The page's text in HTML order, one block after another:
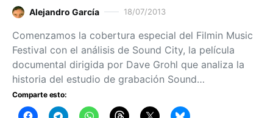
Alejandro García 18/07/2013
Comenzamos la cobertura especial del Filmin Music
Festival con el análisis de Sound City, la película
documental dirigida por Dave Grohl que analiza la
historia del estudio de grabación Sound…
Comparte esto: